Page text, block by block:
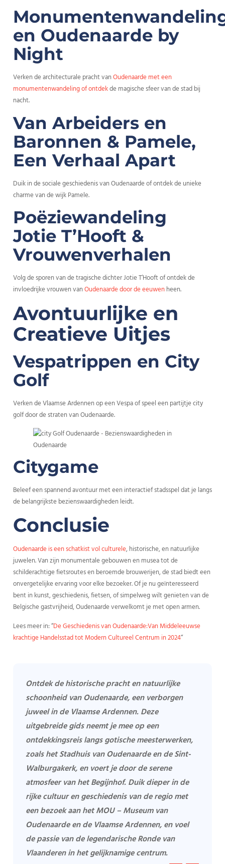
Ontdek de historische pracht en natuurlijke
schoonheid van Oudenaarde, een verborgen
juweel in de Vlaamse Ardennen. Deze
uitgebreide gids neemt je mee op een
ontdekkingsreis langs gotische meesterwerken,
zoals het Stadhuis van Oudenaarde en de Sint-
Walburgakerk, en voert je door de serene
atmosfeer van het Begijnhof. Duik dieper in de
rijke cultuur en geschiedenis van de regio met
een bezoek aan het MOU – Museum van
Oudenaarde en de Vlaamse Ardennen, en voel
de passie van de legendarische Ronde van
Vlaanderen in het gelijknamige centrum.
en Oudenaarde by
Night
Verken de architecturale pracht vanOudenaarde met een
monumentenwandeling of ontdekde magische sfeer van de stad bij
nacht.
Van Arbeiders en
Baronnen & Pamele,
Een Verhaal Apart
Duik in de sociale geschiedenis van Oudenaarde of ontdek de unieke
charme van de wijk Pamele.
Poëziewandeling
Jotie T’Hooft &
Vrouwenverhalen
Volg de sporen van de tragische dichter Jotie T’Hooft of ontdek de
invloedrijke vrouwen vanOudenaarde door de eeuwenheen.
Avontuurlijke en
Creatieve Uitjes
Vespatrippen en City
Golf
Verken de Vlaamse Ardennen op een Vespa of speel een partijtje city
golf door de straten van Oudenaarde.
Citygame
Beleef een spannend avontuur met een interactief stadsspel dat je langs
de belangrijkste bezienswaardigheden leidt.
Conclusie
Oudenaarde is een schatkist vol culturele, historische, en natuurlijke
juwelen. Van zijn monumentale gebouwen en musea tot de
schilderachtige fietsroutes en beroemde brouwerijen, de stad biedt een
onvergetelijke ervaring voor elke bezoeker. Of je nu geïnteresseerd
bent in kunst, geschiedenis, fietsen, of simpelweg wilt genieten van de
Belgische gastvrijheid, Oudenaarde verwelkomt je met open armen.
Lees meer in: “De Geschiedenis van Oudenaarde:Van Middeleeuwse
krachtige Handelsstad tot Modern Cultureel Centrum in 2024“